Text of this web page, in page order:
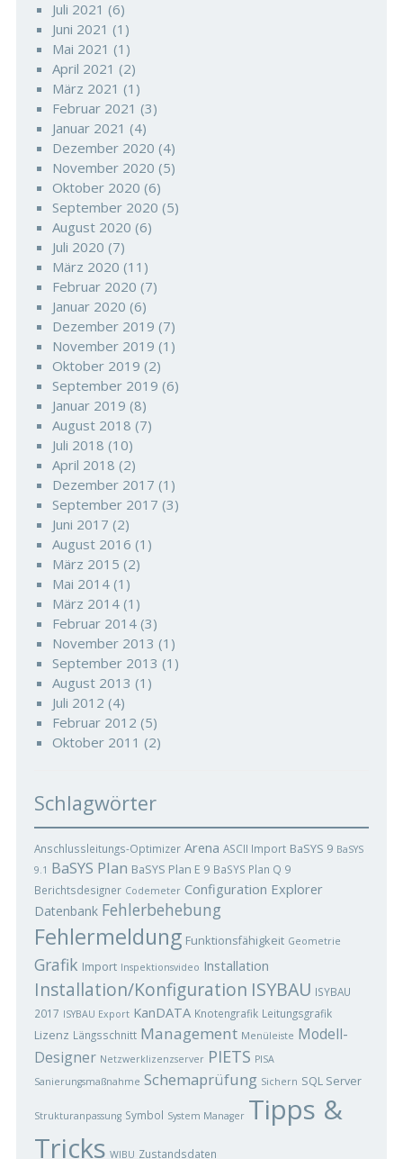
Juli 2021 (6)
Juni 2021 (1)
Mai 2021 (1)
April 2021 (2)
März 2021 (1)
Februar 2021 (3)
Januar 2021 (4)
Dezember 2020 (4)
November 2020 (5)
Oktober 2020 (6)
September 2020 (5)
August 2020 (6)
Juli 2020 (7)
März 2020 (11)
Februar 2020 (7)
Januar 2020 (6)
Dezember 2019 (7)
November 2019 (1)
Oktober 2019 (2)
September 2019 (6)
Januar 2019 (8)
August 2018 (7)
Juli 2018 (10)
April 2018 (2)
Dezember 2017 (1)
September 2017 (3)
Juni 2017 (2)
August 2016 (1)
März 2015 (2)
Mai 2014(1)
März 2014(1)
Februar 2014(3)
November 2013 (1)
September 2013 (1)
August 2013 (1)
Juli 2012 (4)
Februar 2012 (5)
Oktober 2011 (2)
Schlagwörter
Anschlussleitungs-Optimizer Arena ASCII Import BaSYS 9 BaSYS
9.1 BaSYS Plan BaSYS Plan E 9 BaSYS Plan Q 9
Berichtsdesigner Codemeter Configuration Explorer
Datenbank Fehlerbehebung
Fehlermeldung Funktionsfähigkeit Geometrie
Grafik Import Inspektionsvideo Installation
Installation/Konfiguration ISYBAU ISYBAU
2017 ISYBAU Export KanDATA Knotengrafik Leitungsgrafik
Lizenz Längsschnitt Management Menüleiste Modell-
Designer Netzwerklizenzserver PIETS PISA
Sanierungsmaßnahme Schemaprüfung Sichern SQL Server
Strukturanpassung Symbol System Manager Tipps &
Tricks WIBU Zustandsdaten